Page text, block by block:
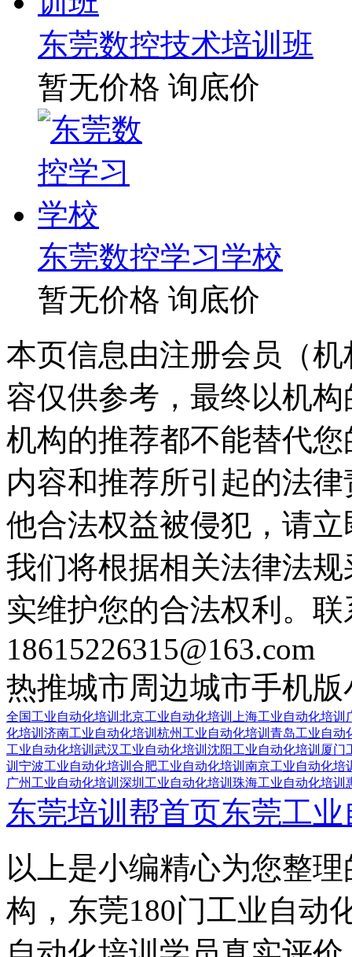
东莞数控技术培训班
暂无价格 询底价
东莞数控学习学校
暂无价格 询底价
本页信息由注册会员（
容仅供参考，最终以机
机构的推荐都不能替代
内容和推荐所引起的法
他合法权益被侵犯，请
我们将根据相关法律法
实维护您的合法权利。
18615226315@163.com
热推城市周边城市手机版
全国工业自动化培训 北京工业自动化培训 上海工业自动化培训
化培训 济南工业自动化培训 杭州工业自动化培训 青岛工业自动
工业自动化培训 武汉工业自动化培训 沈阳工业自动化培训 厦门
训 宁波工业自动化培训 合肥工业自动化培训 南京工业自动化培
广州工业自动化培训 深圳工业自动化培训 珠海工业自动化培训
东莞培训帮首页东莞工
以上是小编精心为您整
构，东莞180门工业自动